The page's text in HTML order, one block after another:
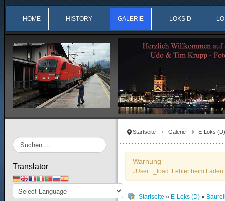
HOME HISTORY GALERIE LOKS D
Startseite Galerie E-Loks (D)
Warnung
JUser: :_load: Fehler beim
Startseite » E-Loks (D) »
Suchen
...
Translator